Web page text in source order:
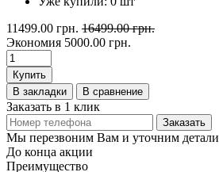
11499.00 грн. 16499.00 грн.
Экономия 5000.00 грн.
Купить
В закладки
В сравнение
Заказать в 1 клик
Заказать
Мы перезвоним Вам и уточним детали
До конца акции
Преимущество